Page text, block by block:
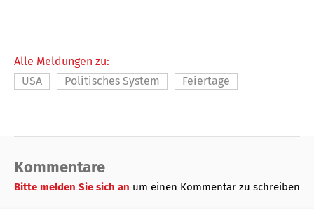
Alle Meldungen zu:
USA
Politisches System Feiertage
Kommentare
Bitte melden Sie sich an um einen Kommentar zu schreiben